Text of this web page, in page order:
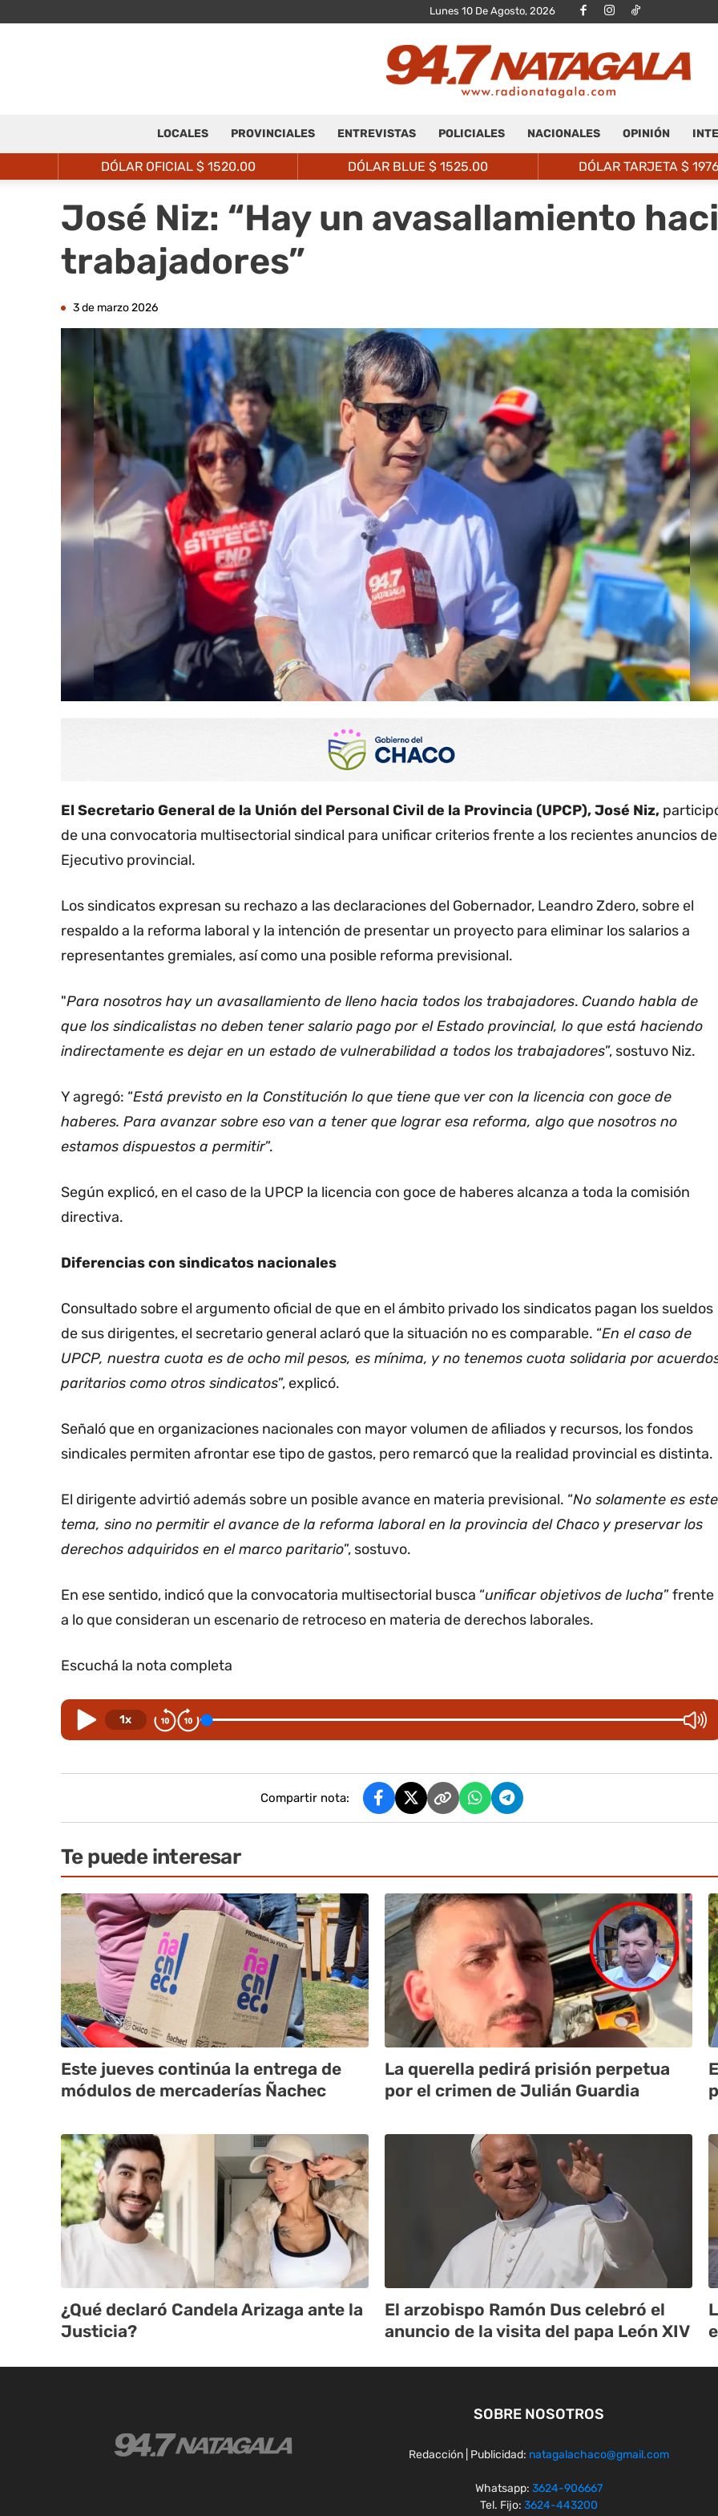
Lunes 10 De Agosto, 2026
LOCALES PROVINCIALES ENTREVISTAS POLICIALES NACIONALES OPINIÓN
DÓLAR OFICIAL $ 1520.00 DÓLAR BLUE $ 1525.00 DÓLAR TARJETA $
José Niz: “Hay un avasallamiento
trabajadores”
3 de marzo 2026
El Secretario General de la Unión del Personal Civil de la Provincia (UPCP), José Niz,
de una convocatoria multisectorial sindical para unificar criterios frente a los recientes anuncios
Ejecutivo provincial.
Los sindicatos expresan su rechazo a las declaraciones del Gobernador, Leandro Zdero, sobre el
respaldo a la reforma laboral y la intención de presentar un proyecto para eliminar los salarios a
representantes gremiales, así como una posible reforma previsional.
"Para nosotros hay un avasallamiento de lleno hacia todos los trabajadores. Cuando habla de
que los sindicalistas no deben tener salario pago por el Estado provincial, lo que está haciendo
indirectamente es dejar en un estado de vulnerabilidad a todos los trabajadores”, sostuvo Niz.
Y agregó: “Está previsto en la Constitución lo que tiene que ver con la licencia con goce de
haberes. Para avanzar sobre eso van a tener que lograr esa reforma, algo que nosotros no
estamos dispuestos a permitir”.
Según explicó, en el caso de la UPCP la licencia con goce de haberes alcanza a toda la comisión
directiva.
Diferencias con sindicatos nacionales
Consultado sobre el argumento oficial de que en el ámbito privado los sindicatos pagan los sueldos
de sus dirigentes, el secretario general aclaró que la situación no es comparable. “En el caso de
UPCP, nuestra cuota es de ocho mil pesos, es mínima, y no tenemos cuota solidaria por
paritarios como otros sindicatos”, explicó.
Señaló que en organizaciones nacionales con mayor volumen de afiliados y recursos, los fondos
sindicales permiten afrontar ese tipo de gastos, pero remarcó que la realidad provincial es distinta.
El dirigente advirtió además sobre un posible avance en materia previsional. “No solamente es este
tema, sino no permitir el avance de la reforma laboral en la provincia del Chaco y preservar los
derechos adquiridos en el marco paritario”, sostuvo.
En ese sentido, indicó que la convocatoria multisectorial busca “unificar objetivos de lucha” frente
a lo que consideran un escenario de retroceso en materia de derechos laborales.
Escuchá la nota completa
1x
Compartir nota:
Te puede interesar
Este jueves continúa la entrega de
módulos de mercaderías Ñachec
La querella pedirá prisión perpetua
por el crimen de Julián Guardia
¿Qué declaró Candela Arizaga ante la
Justicia?
El arzobispo Ramón Dus celebró el
anuncio de la visita del papa León XIV
SOBRE NOSOTROS
Redacción | Publicidad: natagalachaco@gmail.com
Whatsapp: 3624-906667
Tel. Fijo: 3624-443200